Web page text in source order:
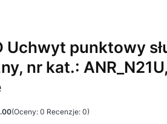
Uchwyt punktowy
nr kat.:
(Oceny: 0 Recenzje: 0)